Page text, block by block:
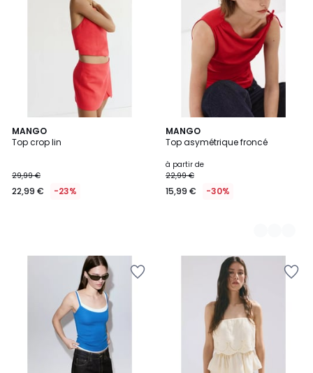
MANGO
Top crop lin
29,99 €
22,99 € -23%
MANGO
Top asymétrique froncé
à partir de
22,99 €
15,99 € -30%
2
Couleurs